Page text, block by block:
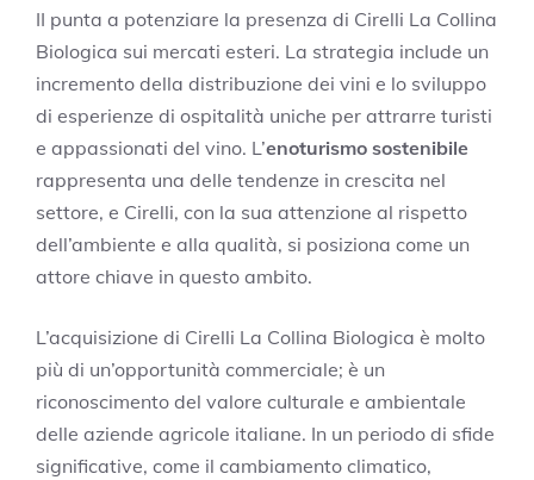
II punta a potenziare la presenza di Cirelli La Collina
Biologica sui mercati esteri. La strategia include un
incremento della distribuzione dei vini e lo sviluppo
di esperienze di ospitalità uniche per attrarre turisti
e appassionati del vino. L’enoturismo sostenibile
rappresenta una delle tendenze in crescita nel
settore, e Cirelli, con la sua attenzione al rispetto
dell’ambiente e alla qualità, si posiziona come un
attore chiave in questo ambito.
L’acquisizione di Cirelli La Collina Biologica è molto
più di un’opportunità commerciale; è un
riconoscimento del valore culturale e ambientale
delle aziende agricole italiane. In un periodo di sfide
significative, come il cambiamento climatico,